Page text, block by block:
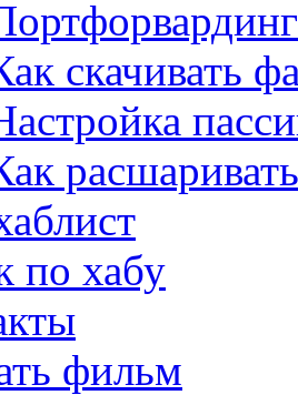
скачивать
по хабу
фильм